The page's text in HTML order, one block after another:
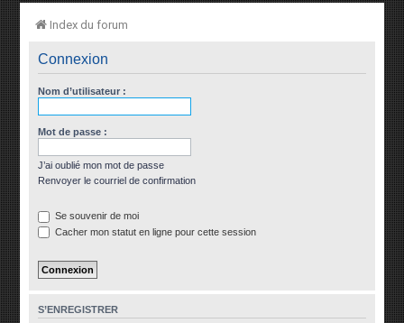
Index du forum
Connexion
Nom d’utilisateur :
Mot de passe :
J’ai oublié mon mot de passe
Renvoyer le courriel de confirmation
Se souvenir de moi
Cacher mon statut en ligne pour cette session
S’ENREGISTRER